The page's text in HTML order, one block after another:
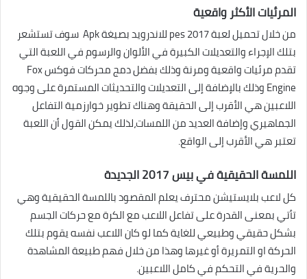
المرئيات الأكثر واقعية
من خلال تحميل لعبة pes 2017 للاندرويد بصيغة Apk سوف تستشعر
بتلك الإجراء والتعديلات الكبيرة في الألوان والرسوم في اللعبة التي
تقدم مرئيات واقعية ومرنة وذلك بفضل دمج محركات فوكس Fox
Engine وذلك بالإضافة إلى التعديلات والتحديثات المستمرة على وجوه
اللاعبين هي الأقرب إلى الحقيقة وهناك تطوير خوارزمية التفاعل
الجماهيري وإضافة العديد من اللمسات،لذلك يمكن القول أن اللعبة
تعتبر هي الأقرب إلى الواقع.
اللمسة الحقيقية في بيس 2017 الجديدة
كل لاعب بلايستيشن محترف يعلم المقصود باللمسة الحقيقية وهي
تأتي بمعنى القدرة على تفاعل اللاعب مع الكرة مع حركات الجسم
بشكل حقيقي وطبيعي للغاية كما لو كان اللاعب نفسه يقوم بتلك
الحركة او التمريرة أو غيرها وهذا من خلال فهم طبيعة المشاهدة
والحرية في التحكم في كامل اللاعبين.